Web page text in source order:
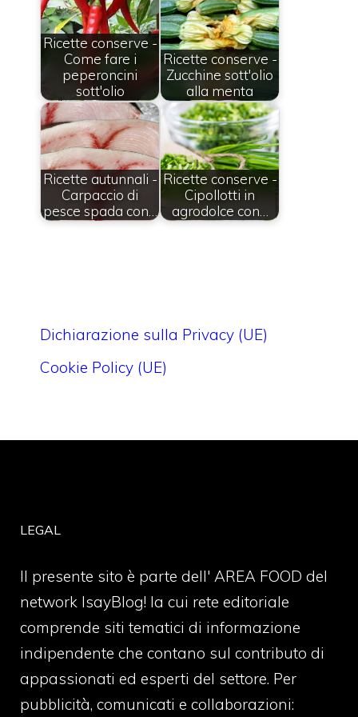
Ricette conserve -
Come fare i
peperoncini
sott'olio
Ricette conserve -
Zucchine sott'olio
alla menta
Ricette autunnali -
Carpaccio di
pesce spada con…
Ricette conserve -
Cipollotti in
agrodolce con…
Dichiarazione sulla Privacy (UE)
Cookie Policy (UE)
LEGAL
Il presente sito è parte dell' AREA FOOD del
network IsayBlog! la cui rete editoriale
comprende siti tematici di informazione
indipendente che contano sul contributo di
appassionati ed esperti del settore. Per
pubblicità, comunicati e collaborazioni: